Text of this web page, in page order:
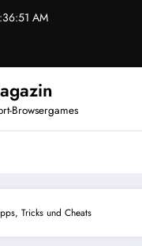
AM
Browsergames
Tricks und Cheats